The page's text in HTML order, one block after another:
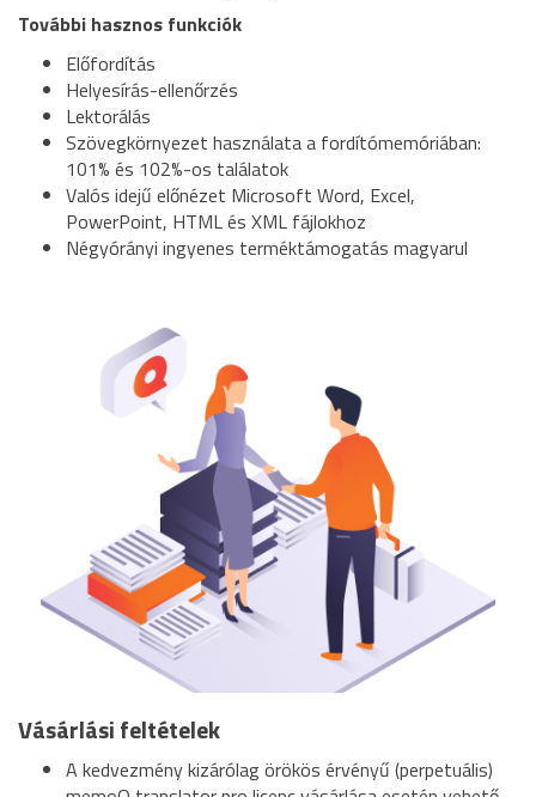
További hasznos funkciók
Előfordítás
Helyesírás-ellenőrzés
Lektorálás
Szövegkörnyezet használata a fordítómemóriában:
101% és 102%-os találatok
Valós idejű előnézet Microsoft Word, Excel,
PowerPoint, HTML és XML fájlokhoz
Négyórányi ingyenes terméktámogatás magyarul
Vásárlási feltételek
A kedvezmény kizárólag örökös érvényű (perpetuális)